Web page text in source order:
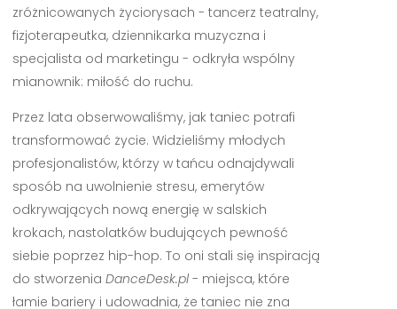
zróżnicowanych życiorysach - tancerz teatralny,
fizjoterapeutka, dziennikarka muzyczna i
specjalista od marketingu - odkryła wspólny
mianownik: miłość do ruchu.
Przez lata obserwowaliśmy, jak taniec potrafi
transformować życie. Widzieliśmy młodych
profesjonalistów, którzy w tańcu odnajdywali
sposób na uwolnienie stresu, emerytów
odkrywających nową energię w salskich
krokach, nastolatków budujących pewność
siebie poprzez hip-hop. To oni stali się inspiracją
do stworzenia DanceDesk.pl- miejsca, które
łamie bariery i udowadnia, że taniec nie zna